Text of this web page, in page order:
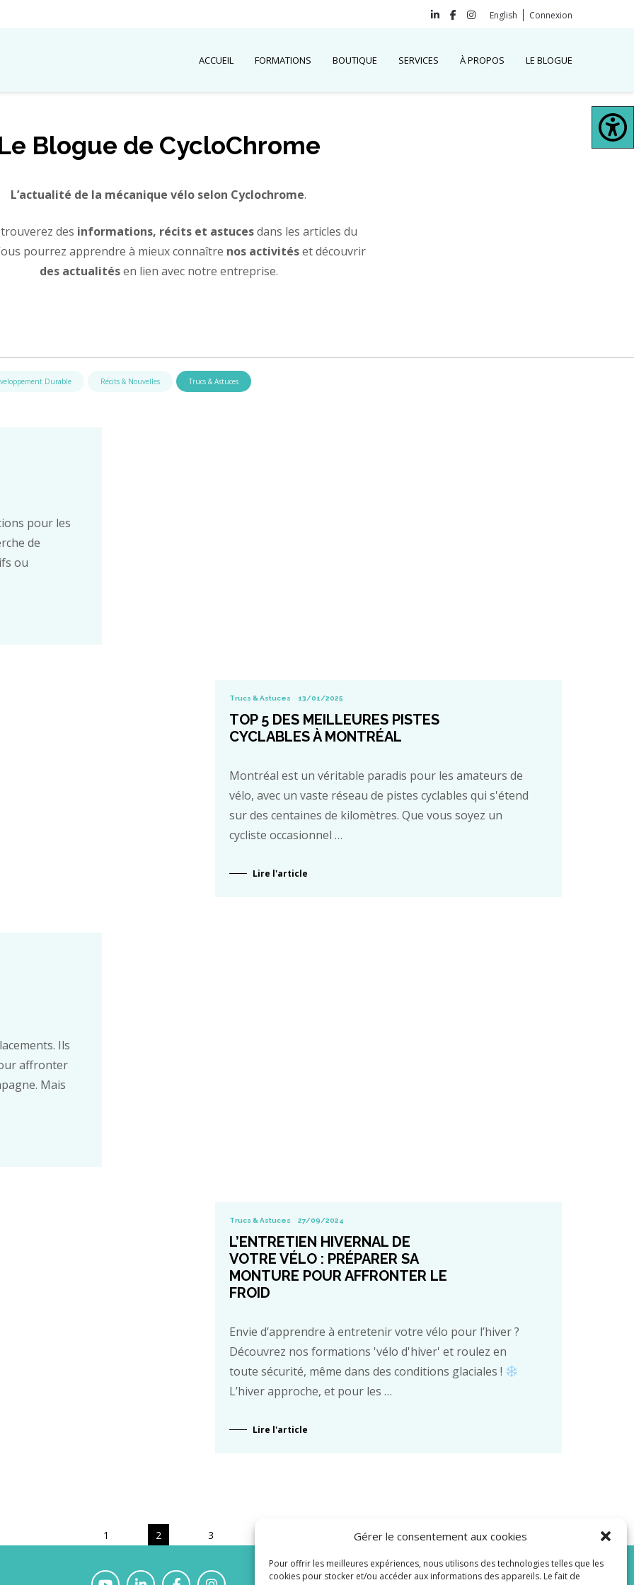
Gérer le consentement aux cookies
Pour offrir les meilleures expériences, nous utilisons des technologies telles que les
cookies pour stocker et/ou accéder aux informations des appareils. Le fait de
English Connexion
ACCUEIL FORMATIONS BOUTIQUE SERVICES À PROPOS LE BLOGUE
Blogue de CycloChrome
L’actualité de la mécanique vélo selon Cyclochrome.
des informations, récits et astucesdans les articles du
pourrez apprendre à mieux connaître nos activitéset découvrir
des actualitésen lien avec notre entreprise.
Durable Récits & Nouvelles Trucs & Astuces
pour les
de
ou
Trucs & Astuces 13/01/2025
TOP 5 DES MEILLEURES PISTES
CYCLABLES À MONTRÉAL
Montréal est un véritable paradis pour les amateurs de
vélo, avec un vaste réseau de pistes cyclables qui s'étend
sur des centaines de kilomètres. Que vous soyez un
cycliste occasionnel …
Lire l'article
Ils
affronter
Mais
Trucs & Astuces 27/09/2024
L’ENTRETIEN HIVERNAL DE
VOTRE VÉLO : PRÉPARER SA
MONTURE POUR AFFRONTER LE
FROID
Envie d’apprendre à entretenir votre vélo pour l’hiver ?
Découvrez nos formations 'vélo d'hiver' et roulez en
toute sécurité, même dans des conditions glaciales !
L’hiver approche, et pour les …
Lire l'article
1 2 3